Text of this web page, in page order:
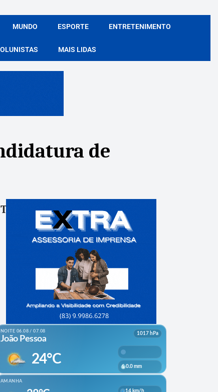
MUNDO ESPORTE ENTRETENIMENTO
MAIS LIDAS
de
Tags:Compartile: